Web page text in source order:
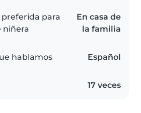
para
niñera
En casa de
la familia
hablamos Español
17 veces